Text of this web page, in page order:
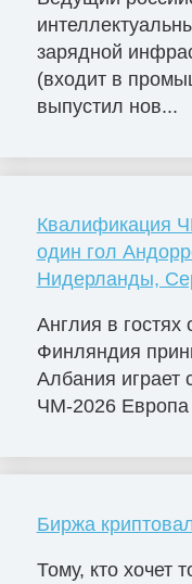
зарядной
(входит в
выпустил нов...
Квалификация
один гол
Нидерланды,
Англия в
Финляндия
Албания играет
ЧМ-2026 Европа
Биржа
Тому, кто хочет